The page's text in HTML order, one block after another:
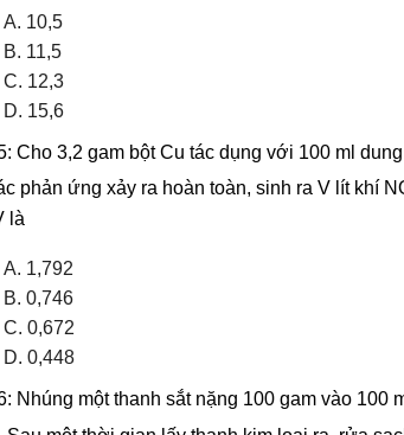
A. 10,5
B. 11,5
C. 12,3
D. 15,6
Cho 3,2 gam bột Cu tác dụng với 100 ml
phản ứng xảy ra hoàn toàn, sinh ra V lít khí
là
A. 1,792
B. 0,746
C. 0,672
D. 0,448
Nhúng một thanh sắt nặng 100 gam vào 100